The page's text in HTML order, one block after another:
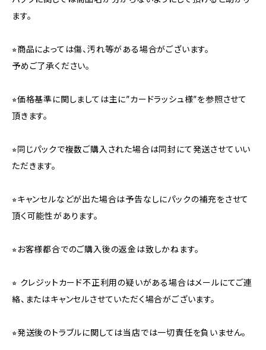
ます。
⭐︎商品によっては傷、汚れ等がある場合がございます。
予めご了承ください。
⭐︎価格基準に関しましては主に”カードラッシュ様”を参照させて
頂きます。
⭐︎同じパックで複数ご購入された場合は同封にて発送させていい
ただきます。
⭐︎キャンセルなどが出た場合は予告なしにパックの補充をさせて
頂く可能性があります。
⭐︎お客様都合でのご購入後の返金は致しかねます。
⭐︎ クレジットカード不正利用の疑いがある場合はメールにてご連
絡、またはキャンセルさせていただく場合がございます。
⭐︎発送後のトラブルに関しては当店では一切責任を負いません。